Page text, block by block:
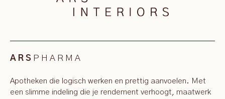
ARS PHARMA
Apotheken die logisch werken en prettig aanvoelen. Met
een slimme indeling die je rendement verhoogt, maatwerk